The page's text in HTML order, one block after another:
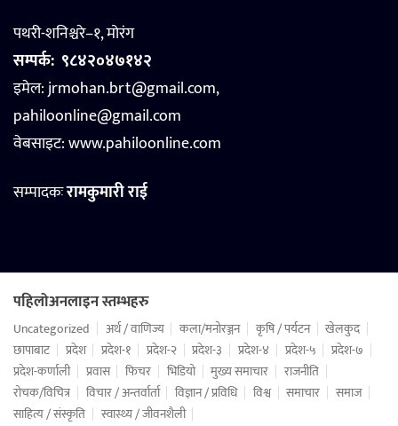
पथरी-शनिश्चरे–१, मोरंग
सम्पर्क: ९८४२०४७१४२
इमेल: jrmohan.brt@gmail.com,
pahiloonline@gmail.com
वेबसाइट:www.pahiloonline.com
सम्पादकःरामकुमारी राई
पहिलोअनलाइन स्तम्भहरु
Uncategorized अर्थ / वाणिज्य कला/मनोरञ्जन कृषि / पर्यटन
खेलकुद
छापाबाट
प्रदेश प्रदेश-१ प्रदेश-२ प्रदेश-३ प्रदेश-४ प्रदेश-५
प्रदेश-७
प्रदेश-कर्णाली
प्रवास फिचर भिडियो मुख्य समाचार
राजनीति
रोचक/विचित्र
विचार / अन्तर्वार्ता विज्ञान / प्रविधि विश्व समाचार
समाज
साहित्य / संस्कृति
स्वास्थ्य / जीवनशैली